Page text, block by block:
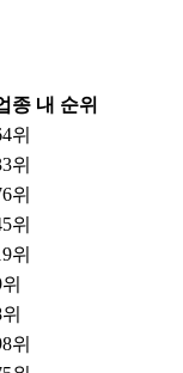
종 내 순위
위
위
위
위
위
위